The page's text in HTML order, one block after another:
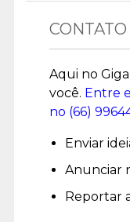
CONTATO
Aqui no
você. Entre
no (66)
Enviar
Anunciar
Reportar